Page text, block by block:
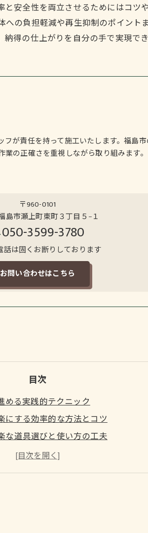
安全性を両立させるためにはコ
の負担軽減や再生抑制のポイント
得の仕上がりを自分の手で実現で
が責任を持って施工いたします。福島
の正確さを重視しながら取り組みます。
〒960-0101
島市瀬上町東町３丁目５−１
050-3599-3780
は固くお断りしております
お問い合わせはこちら
目次
める実践的テクニック
にする効率的な方法とコツ
な道具選びと使い方の工夫
を快適に進める体の使い方
楽にできる草刈り方法の実践例